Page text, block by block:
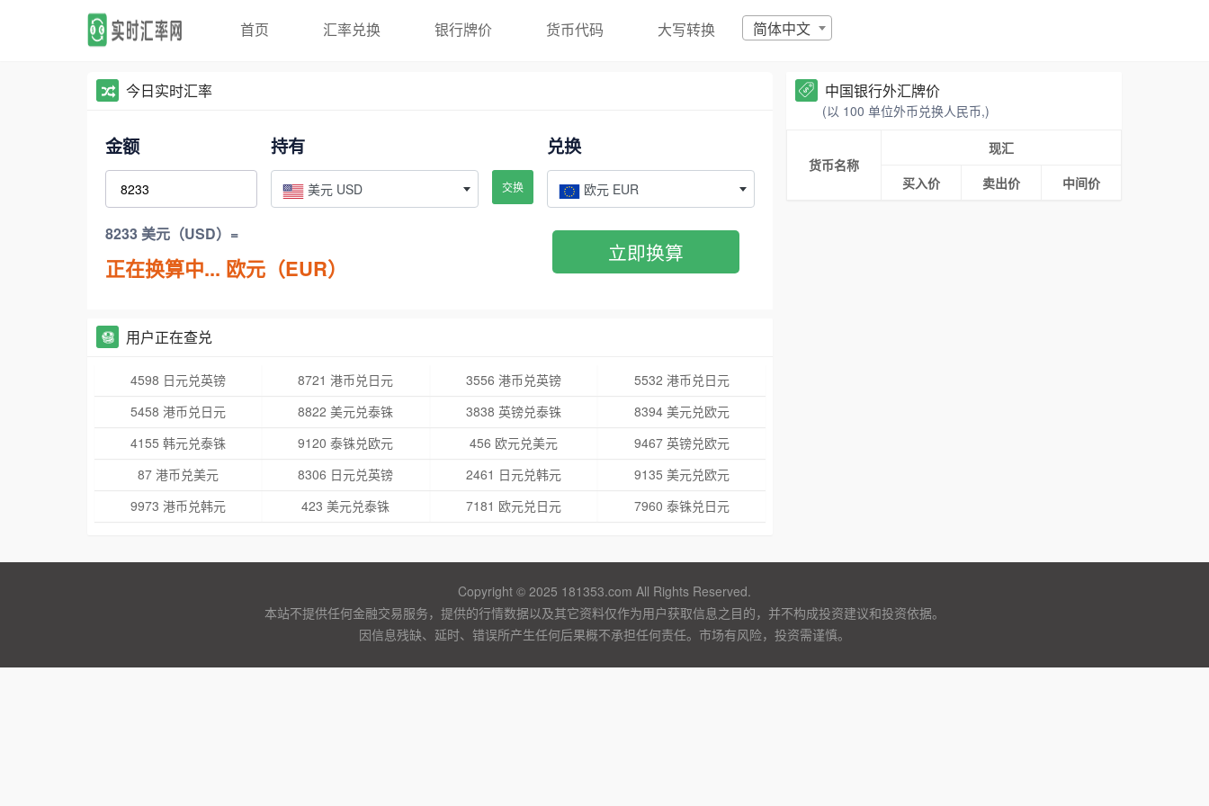
首页 汇率兑换 银行牌价 货币代码 大写转换 简体中文
今日实时汇率
金额 持有
美元 USD 交换
兑换
欧元 EUR
8233 美元（USD）=
正在换算中... 欧元（EUR）
立即换算
用户正在查兑
4598 日元兑英镑 8721 港币兑日元 3556 港币兑英镑
5532 港币兑日元
5458 港币兑日元
8822 美元兑泰铢 3838 英镑兑泰铢
8394 美元兑欧元
4155 韩元兑泰铢
9120 泰铢兑欧元 456 欧元兑美元
9467 英镑兑欧元
87 港币兑美元
8306 日元兑英镑 2461 日元兑韩元
9135 美元兑欧元
9973 港币兑韩元
423 美元兑泰铢 7181 欧元兑日元 7960 泰铢兑日元
中国银行外汇牌价
(以 100 单位外币兑换人民币,)
货币名称
现汇
买入价
卖出价 中间价
Copyright © 2025 181353.com All Rights Reserved.
本站不提供任何金融交易服务，提供的行情数据以及其它资料仅作为用户获取信息之目的，并不构成投资建议和投资依据。
因信息残缺、延时、错误所产生任何后果概不承担任何责任。市场有风险，投资需谨慎。